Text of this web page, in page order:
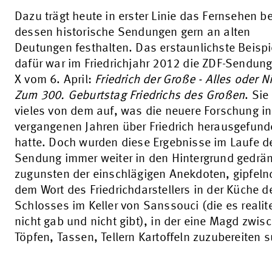
Dazu trägt heute in erster Linie das Fernsehen
dessen historische Sendungen gern an alten
Deutungen festhalten. Das erstaunlichste
dafür war im Friedrichjahr 2012 die ZDF-
X vom 6. April: Friedrich der Große - Alles oder
Zum 300. Geburtstag Friedrichs des Großen. Sie
vieles von dem auf, was die neuere Forschung
vergangenen Jahren über Friedrich
hatte. Doch wurden diese Ergebnisse im Laufe
Sendung immer weiter in den Hintergrund
zugunsten der einschlägigen Anekdoten,
dem Wort des Friedrichdarstellers in der Küche
Schlosses im Keller von Sanssouci (die es
nicht gab und nicht gibt), in der eine Magd
Töpfen, Tassen, Tellern Kartoffeln zuzubereiten